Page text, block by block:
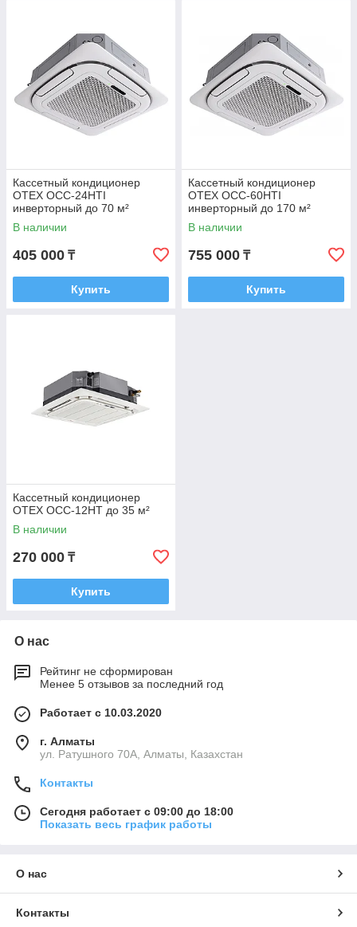
Кассетный кондиционер
OTEX OCC-24HTI
инверторный до 70 м²
В наличии
405 000 ₸
Купить
Кассетный кондиционер
OTEX OCC-60HTI
инверторный до 170 м²
В наличии
755 000 ₸
Купить
Кассетный кондиционер
OTEX OCC-12HT до 35 м²
В наличии
270 000 ₸
Купить
О нас
Рейтинг не сформирован
Менее 5 отзывов за последний год
Работает с 10.03.2020
г. Алматы
ул. Ратушного 70А, Алматы, Казахстан
Контакты
Сегодня работает с 09:00 до 18:00
Показать весь график работы
О нас
Контакты